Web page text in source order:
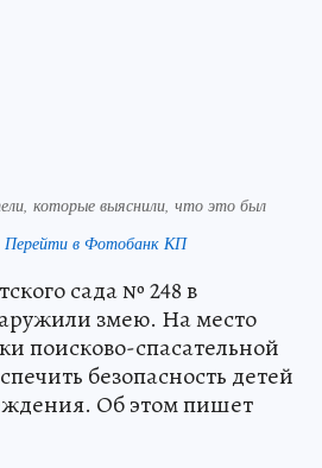
которые выяснили, что это был
Перейти в Фотобанк КП
сада № 248 в
змею. На место
поисково-спасательной
безопасность детей
Об этом пишет